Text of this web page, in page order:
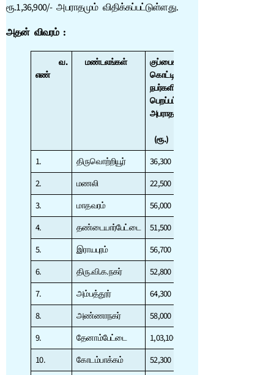
ரூ.1,36,900/- அபராதமும் விதிக்கப்பட்டுள்ளது.
அதன் விவரம்:
வ.
எண்
மண்டலங்கள்
குப்பைகள்
கொட்டிய
நபர்களிடமிருந்து
பெறப்பட்ட
அபராதம்
(ரூ.)
1. திருவொற்றியூர் 36,300
2.
மணலி 22,500
3.
மாதவரம் 56,000
4.
தண்டையார்பேட்டை 51,500
5.
இராயபுரம் 56,700
6.
திரு.வி.க.நகர் 52,800
7.
அம்பத்தூர் 64,300
8.
அண்ணாநகர் 58,000
9.
தேனாம்பேட்டை 1,03,100
10.
கோடம்பாக்கம் 52,300